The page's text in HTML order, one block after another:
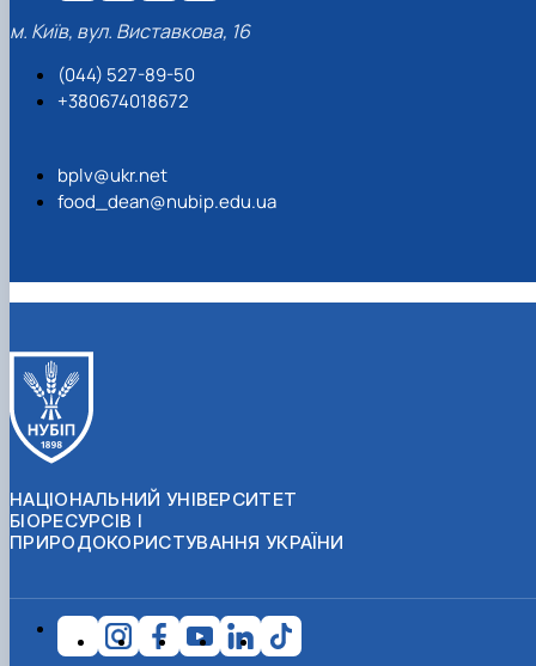
м. Київ, вул. Виставкова, 16
(044) 527-89-50
+380674018672
bplv@ukr.net
food_dean@nubip.edu.ua
НАЦІОНАЛЬНИЙ УНІВЕРСИТЕТ
БІОРЕСУРСІВ І
ПРИРОДОКОРИСТУВАННЯ УКРАЇНИ